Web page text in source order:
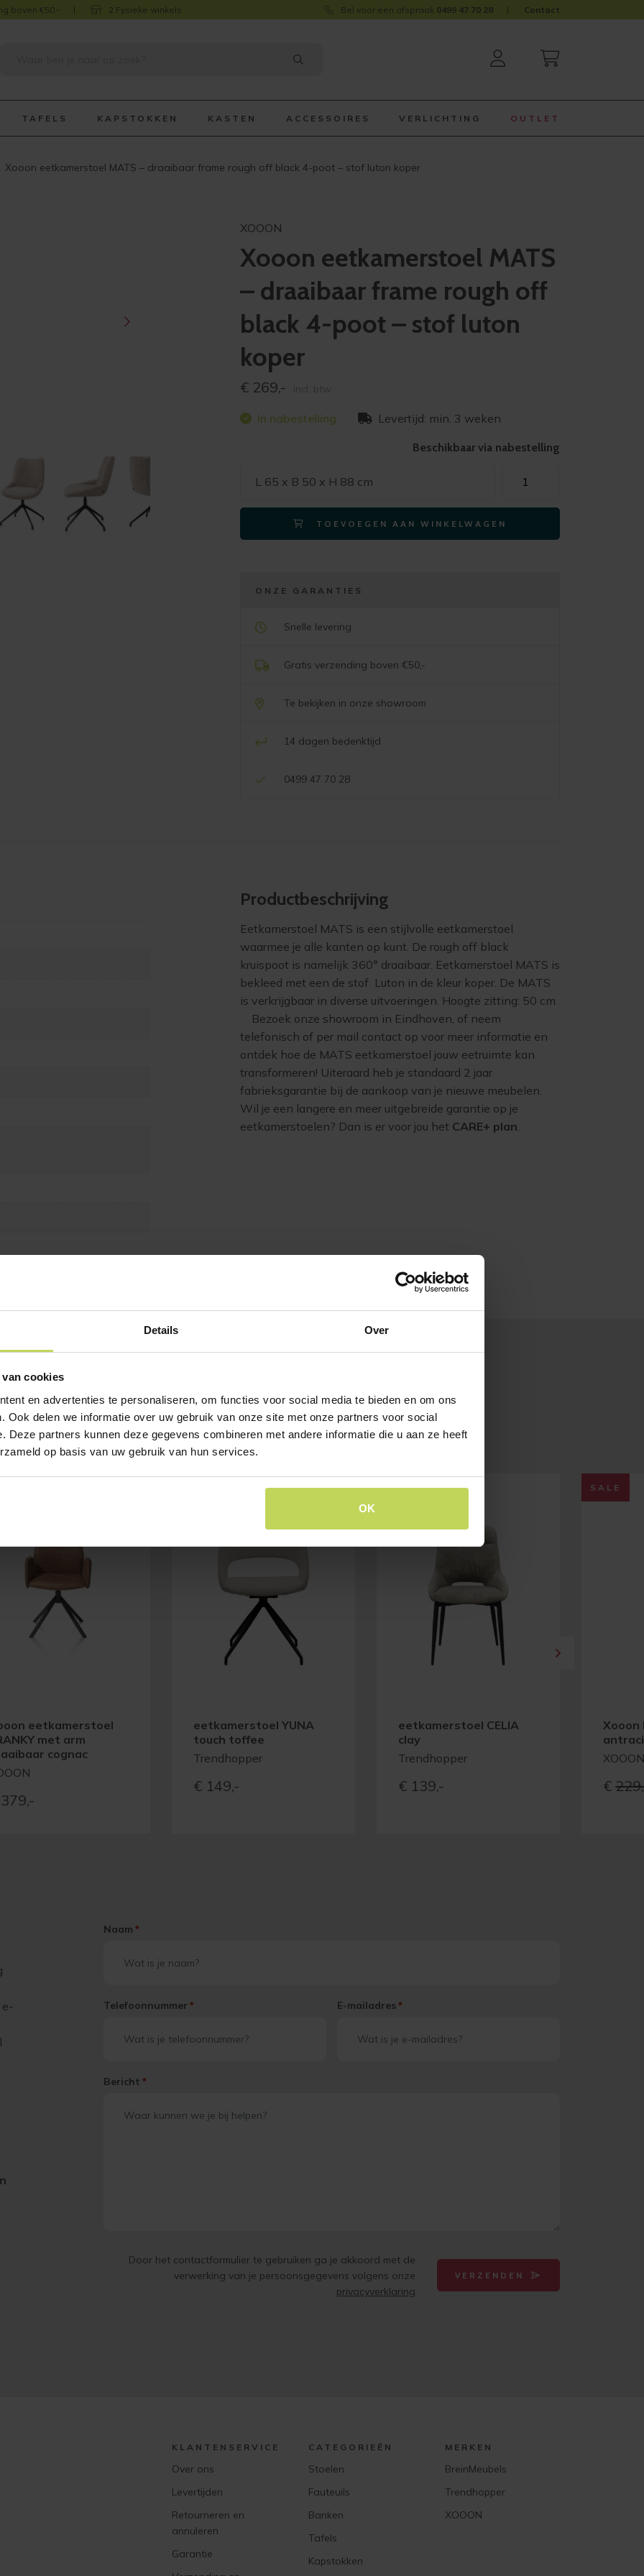
Details Over
cookies
en advertenties te personaliseren, om functies voor social media te bieden en om ons
Ook delen we informatie over uw gebruik van onze site met onze partners voor social
Deze partners kunnen deze gegevens combineren met andere informatie die u aan ze heeft
op basis van uw gebruik van hun services.
OK
boven €50,- 2 Fysieke winkels Bel voor een afspraak 0499 47 70 28 Contact
TAFELS KAPSTOKKEN KASTEN ACCESSOIRES VERLICHTING OUTLET
Xooon eetkamerstoel MATS – draaibaar frame rough off black 4-poot – stof luton koper
XOOON
Xooon eetkamerstoel MATS
– draaibaar frame rough off
black 4-poot – stof luton
koper
€ 269,-
In nabestelling Levertijd: min. 3 weken
Beschikbaar via nabestelling
L 65 x B 50 x H 88 cm
eetkamerstoel
MATS
-
draaibaar
TOEVOEGEN AAN WINKELWAGEN
ONZE GARANTIES
Snelle levering
Gratis verzending boven €50,-
Te bekijken in onze showroom
14 dagen bedenktijd
0499 47 70 28
Product­beschrijving
Eetkamerstoel MATS is een stijlvolle eetkamerstoel
waarmee je alle kanten op kunt. De rough off black
kruispoot is namelijk 360° draaibaar. Eetkamerstoel MATS is
bekleed met een de stof Luton in de kleur koper. De MATS
is verkrijgbaar in diverse uitvoeringen. Hoogte zitting: 50 cm
Bezoek onze showroom in Eindhoven, of neem
telefonisch of per mail contact op voor meer informatie en
ontdek hoe de MATS eetkamerstoel jouw eetruimte kan
transformeren! Uiteraard heb je standaard 2 jaar
fabrieksgarantie bij de aankoop van je nieuwe meubelen.
Wil je een langere en meer uitgebreide garantie op je
eetkamerstoelen? Dan is er voor jou het CARE+ plan
eetkamerstoel
met arm
cognac
379,-
eetkamerstoel YUNA
touch toffee
Trendhopper
€ 149,-
eetkamerstoel CELIA
clay
Trendhopper
€ 139,-
SALE
Xooon
XOOON
€
Naam *
Telefoonnummer * E-mailadres *
Bericht *
Door het contactformulier te gebruiken ga je akkoord met de
verwerking van je persoonsgegevens volgens onze
privacyverklaring
VERZENDEN
KLANTENSERVICE
Over ons
Levertijden
Retourneren en
annuleren
Garantie
CATEGORIEËN
Stoelen
Fauteuils
Banken
Tafels
Kapstokken
MERKEN
BreinMeubels
Trendhopper
XOOON